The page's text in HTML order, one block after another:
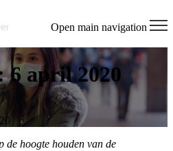
Open main navigation
april 2020
de hoogte houden van de